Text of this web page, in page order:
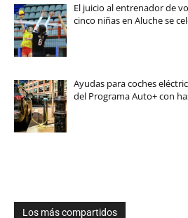
El juicio al entrenador de
cinco niñas en Aluche se
Ayudas para coches
del Programa Auto+ con
Los más compartidos